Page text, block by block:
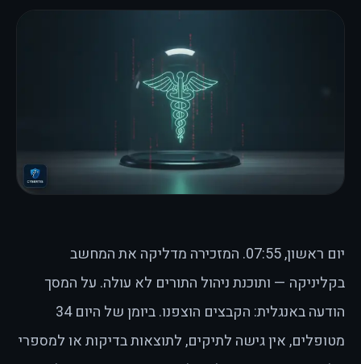
יום ראשון, 07:55. המזכירה מדליקה את המחשב
בקליניקה — ותוכנת ניהול התורים לא עולה. על המסך
הודעה באנגלית: הקבצים הוצפנו. ביומן של היום 34
מטופלים, אין גישה לתיקים, לתוצאות בדיקות או למספרי